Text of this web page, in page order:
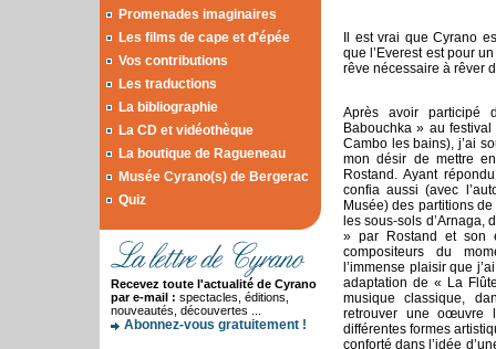
Promenades imaginaires
Les films de cape et d'épée
Vos contributions
Les traductions
La bibliographie
La CD et vidéothèque
La boutique de Ragueneau
Musée Cyrano(s) de Bergerac
Quiz
Recevez toute l'actualité de Cyrano
par e-mail : spectacles, éditions,
nouveautés, découvertes ...
Abonnez-vous gratuitement !
Il est vrai que Cyrano
que l’Everest est pour
rêve nécessaire à rêver
Après avoir participé
Babouchka » au festival
Cambo les bains), j’ai
mon désir de mettre
Rostand. Ayant
confia aussi (avec
Musée) des partitions
les sous-sols d’Arnaga,
» par Rostand et son
compositeurs du
l’immense plaisir que
adaptation de « La
musique classique,
retrouver une oœuvre
différentes formes
conforté dans l’idée